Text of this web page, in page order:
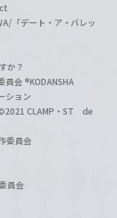
「デート・ア・バレッ
か？
会 ®KODANSHA
ション
CLAMP・ST de
委員会
員会